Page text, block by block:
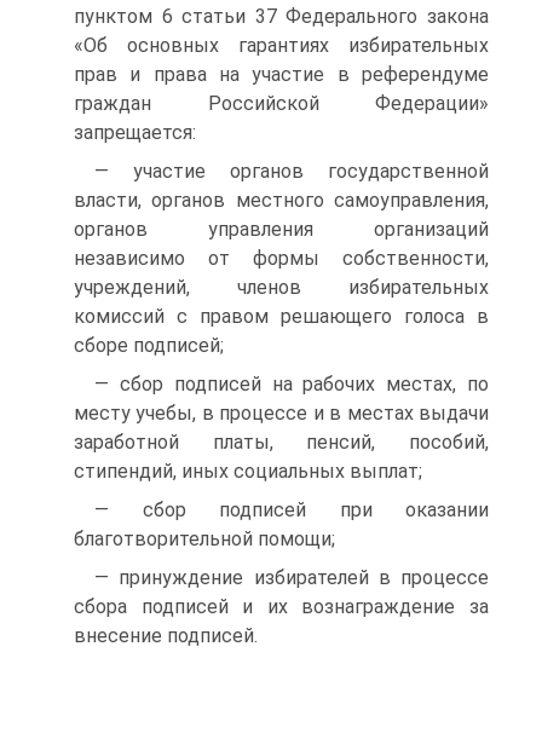
пунктом 6 статьи 37 Федерального закона
«Об основных гарантиях избирательных
прав и права на участие в референдуме
граждан Российской Федерации»
запрещается:
— участие органов государственной
власти, органов местного самоуправления,
органов управления организаций
независимо от формы собственности,
учреждений, членов избирательных
комиссий с правом решающего голоса в
сборе подписей;
— сбор подписей на рабочих местах, по
месту учебы, в процессе и в местах выдачи
заработной платы, пенсий, пособий,
стипендий, иных социальных выплат;
— сбор подписей при оказании
благотворительной помощи;
— принуждение избирателей в процессе
сбора подписей и их вознаграждение за
внесение подписей.